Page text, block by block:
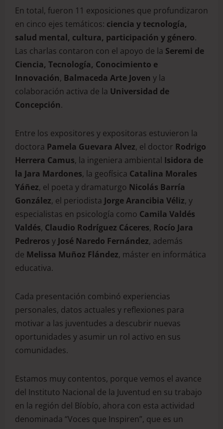
En total, fueron 11 exposiciones que profundizaron
en cinco ejes temáticos: ciencia y tecnología,
salud mental, cultura, participación y género.
Las charlas contaron con el apoyo de la Seremi de
Ciencia, Tecnología, Conocimiento e
Innovación, Balmaceda Arte Joven y la
colaboración activa de la Universidad de
Concepción.
Entre los expositores y expositoras estuvieron la
doctora Pamela Guevara Alvez, el doctor Rodrigo
Herrera Camus, la ingeniera ambiental Isidora de
la Jara Mardones, la geofísica Catalina Morales
Yáñez, el poeta y dramaturgo Nicolás Barría
González, el periodista Jorge Arancibia Véliz, y
especialistas en psicología como Camila Valdés
Valdés, Claudio Rodríguez Cáceres, Rocío Jara
Pedreros y José Naredo Fernández, además
de Melissa Muñoz Flández, máster en informática
educativa.
Cada presentación combinó experiencias
personales, datos actuales y reflexiones para
motivar a las juventudes a descubrir nuevas
oportunidades y asumir un rol activo en sus
comunidades.
Estamos muy contentos, porque vemos el avance
del Instituto Nacional de la Juventud en su trabajo
en la región del Bíobío, ahora con esta actividad
denominada “Voces que Inspiren”, que es un